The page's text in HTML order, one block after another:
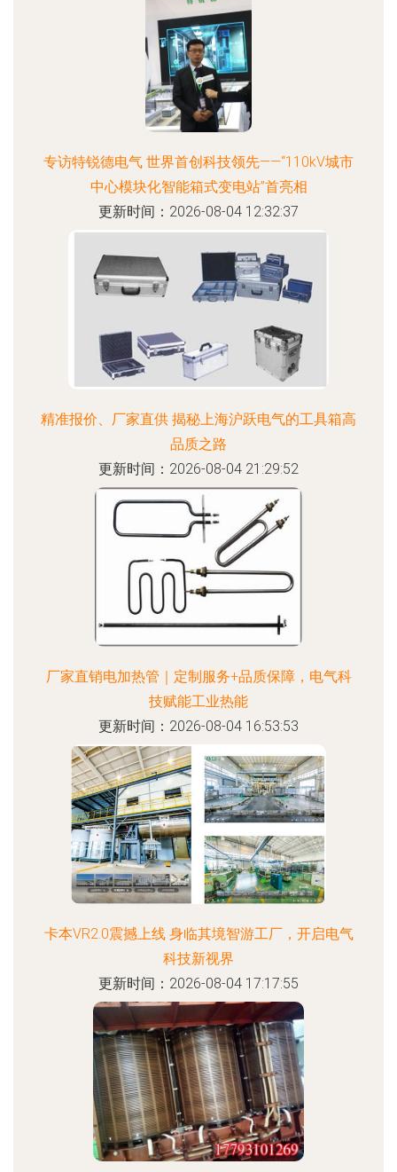
专访特锐德电气 世界首创科技领先——“110kV城市
中心模块化智能箱式变电站”首亮相
更新时间：2026-08-04 12:32:37
精准报价、厂家直供 揭秘上海沪跃电气的工具箱高
品质之路
更新时间：2026-08-04 21:29:52
厂家直销电加热管｜定制服务+品质保障，电气科
技赋能工业热能
更新时间：2026-08-04 16:53:53
卡本VR2.0震撼上线 身临其境智游工厂，开启电气
科技新视界
更新时间：2026-08-04 17:17:55